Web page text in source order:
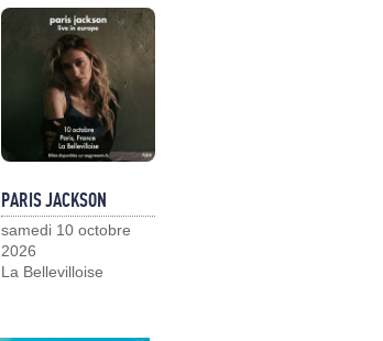
PARIS JACKSON
samedi 10 octobre
2026
La Bellevilloise